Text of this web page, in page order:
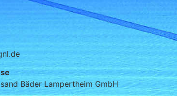
Bäder Lampertheim GmbH